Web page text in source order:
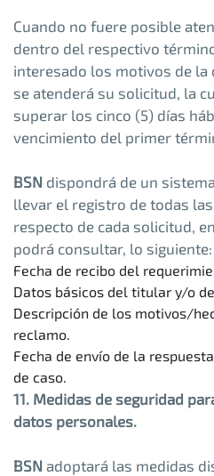
Cuando no fuere posible
dentro del respectivo
interesado los motivos de la
se atenderá su solicitud, la
superar los cinco (5) días
vencimiento del primer
BSN dispondrá de un
llevar el registro de todas
respecto de cada solicitud,
podrá consultar, lo siguiente:
Fecha de recibo del
Datos básicos del titular y/o
Descripción de los motivos/
reclamo.
Fecha de envío de la
de caso.
11. Medidas de seguridad
datos personales.
BSN adoptará las medidas